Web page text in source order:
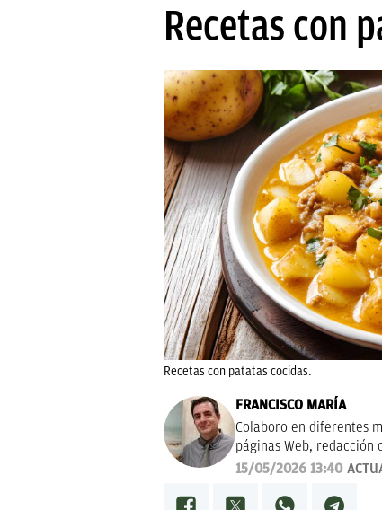
Recetas con
Recetas con patatas cocidas.
FRANCISCO MARÍA
Colaboro en diferentes
páginas Web, redacción
campañas publicitarias
calidad, bien
15/05/2026 13:40